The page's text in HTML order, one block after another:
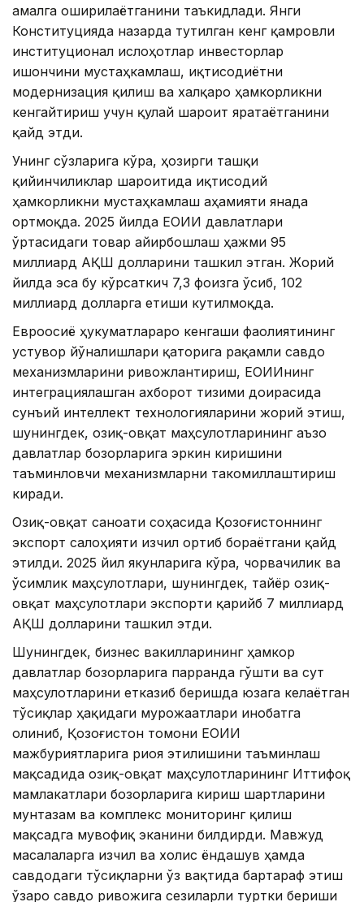
амалга оширилаётганини таъкидлади. Янги
Конституцияда назарда тутилган кенг қамровли
институционал ислоҳотлар инвесторлар
ишончини мустаҳкамлаш, иқтисодиётни
модернизация қилиш ва халқаро ҳамкорликни
кенгайтириш учун қулай шароит яратаётганини
қайд этди.
Унинг сўзларига кўра, ҳозирги ташқи
қийинчиликлар шароитида иқтисодий
ҳамкорликни мустаҳкамлаш аҳамияти янада
ортмоқда. 2025 йилда ЕОИИ давлатлари
ўртасидаги товар айирбошлаш ҳажми 95
миллиард АҚШ долларини ташкил этган. Жорий
йилда эса бу кўрсаткич 7,3 фоизга ўсиб, 102
миллиард долларга етиши кутилмоқда.
Евроосиё ҳукуматлараро кенгаши фаолиятининг
устувор йўналишлари қаторига рақамли савдо
механизмларини ривожлантириш, ЕОИИнинг
интеграциялашган ахборот тизими доирасида
сунъий интеллект технологияларини жорий этиш,
шунингдек, озиқ-овқат маҳсулотларининг аъзо
давлатлар бозорларига эркин киришини
таъминловчи механизмларни такомиллаштириш
киради.
Озиқ-овқат саноати соҳасида Қозоғистоннинг
экспорт салоҳияти изчил ортиб бораётгани қайд
этилди. 2025 йил якунларига кўра, чорвачилик ва
ўсимлик маҳсулотлари, шунингдек, тайёр озиқ-
овқат маҳсулотлари экспорти қарийб 7 миллиард
АҚШ долларини ташкил этди.
Шунингдек, бизнес вакилларининг ҳамкор
давлатлар бозорларига парранда гўшти ва сут
маҳсулотларини етказиб беришда юзага келаётган
тўсиқлар ҳақидаги мурожаатлари инобатга
олиниб, Қозоғистон томони ЕОИИ
мажбуриятларига риоя этилишини таъминлаш
мақсадида озиқ-овқат маҳсулотларининг Иттифоқ
мамлакатлари бозорларига кириш шартларини
мунтазам ва комплекс мониторинг қилиш
мақсадга мувофиқ эканини билдирди. Мавжуд
масалаларга изчил ва холис ёндашув ҳамда
савдодаги тўсиқларни ўз вақтида бартараф этиш
ўзаро савдо ривожига сезиларли туртки бериши